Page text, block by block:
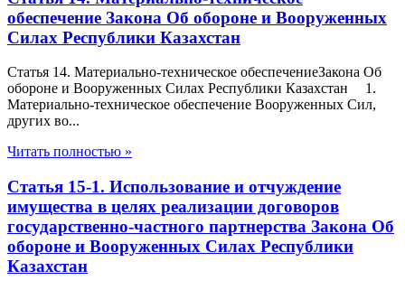
обеспечение Закона Об обороне и Вооруженных
Силах Республики Казахстан
Статья 14. Материально-техническое обеспечениеЗакона Об
обороне и Вооруженных Силах Республики Казахстан 1.
Материально-техническое обеспечение Вооруженных Сил,
других во...
Читать полностью »
Статья 15-1. Использование и отчуждение
имущества в целях реализации договоров
государственно-частного партнерства Закона Об
обороне и Вооруженных Силах Республики
Казахстан